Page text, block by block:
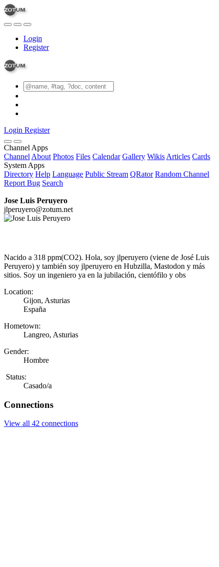
Login
Register
Login Register
Channel Apps
Channel About Photos Files Calendar Gallery Wikis Articles Cards
System Apps
Directory Help Language Public Stream QRator Random Channel
Report Bug Search
Jose Luis Peruyero
jlperuyero@zotum.net
Nacido a 318 ppm(CO2). Hola, soy jlperuyero (viene de José Luis
Peruyero) y también soy jlperuyero en Hubzilla, Mastodon y más
sitios. Soy un ingeniero ya en la jubilación, cientófilo y obs
Location:
Gijon, Asturias
España
Hometown:
Langreo, Asturias
Gender:
Hombre
Status:
Casado/a
Connections
View all 42 connections